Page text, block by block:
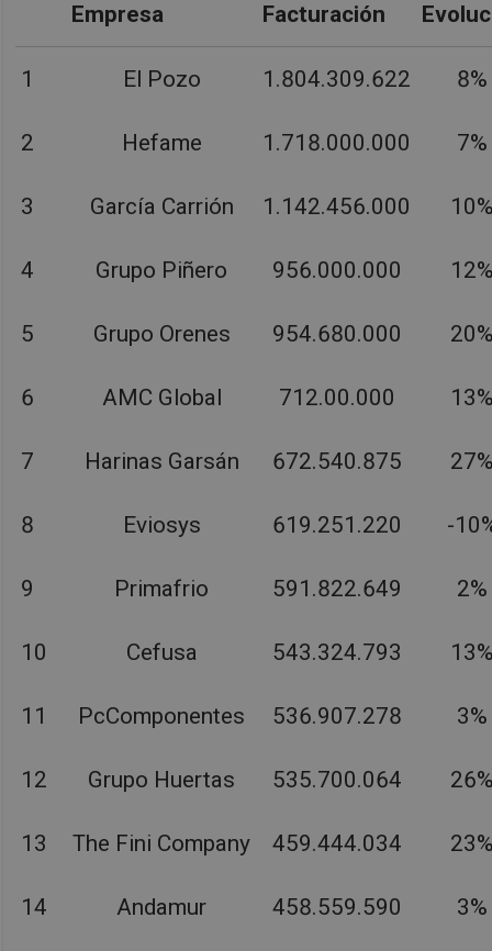
Empresa Facturación
1 El Pozo 1.804.309.622 8%
2 Hefame 1.718.000.000 7%
3 García Carrión 1.142.456.000
4 Grupo Piñero 956.000.000
5 Grupo Orenes 954.680.000
6 AMC Global 712.00.000
7 Harinas Garsán 672.540.875
8 Eviosys 619.251.220 -
9 Primafrio 591.822.649 2%
10 Cefusa 543.324.793
11 PcComponentes 536.907.278 3%
12 Grupo Huertas 535.700.064
13 The Fini Company 459.444.034
14 Andamur 458.559.590 3%